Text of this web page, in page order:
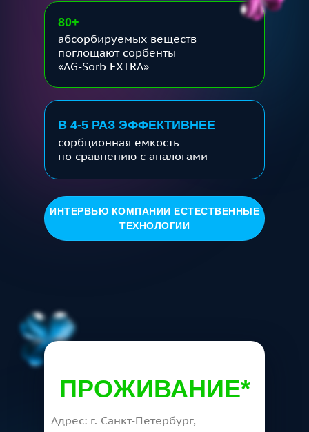
сорбционная емкость
по сравнению с аналогами
В 4-5 РАЗ ЭФФЕКТИВНЕЕ
абсорбируемых веществ
поглощают сорбенты
«AG-Sorb EXTRA»
80+
ИНТЕРВЬЮ КОМПАНИИ ЕСТЕСТВЕННЫЕ
ТЕХНОЛОГИИ
ПРОЖИВАНИЕ*
Адрес: г. Санкт-Петербург,